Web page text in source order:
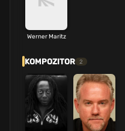
Werner Maritz
KOMPOZITOR 2